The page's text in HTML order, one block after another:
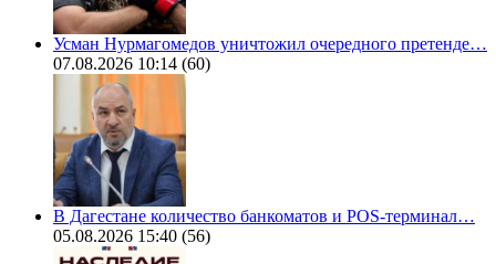
Усман Нурмагомедов уничтожил очередного претенде…
07.08.2026 10:14 (60)
В Дагестане количество банкоматов и POS-терминал…
05.08.2026 15:40 (56)